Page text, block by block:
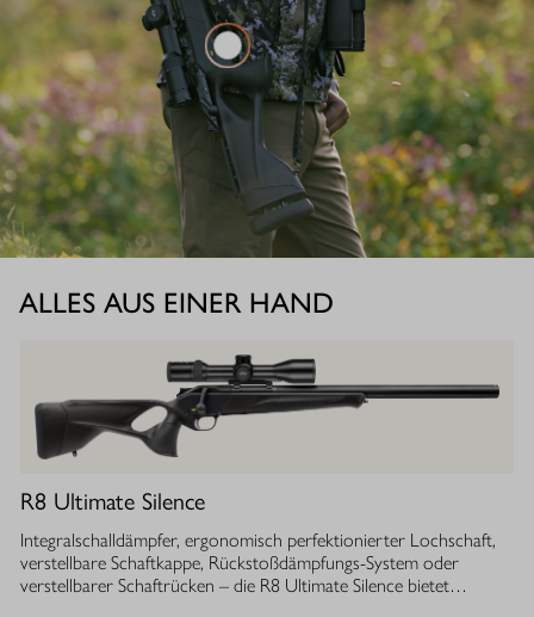
ALLES AUS EINER HAND
R8 Ultimate Silence
Integralschalldämpfer, ergonomisch perfektionierter Lochschaft,
verstellbare Schaftkappe, Rückstoßdämpfungs-System oder
verstellbarer Schaftrücken – die R8 Ultimate Silence bietet